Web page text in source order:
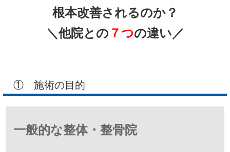
根本改善されるのか？
＼他院との ７つの違い／
① 施術の目的
一般的な整体・整骨院